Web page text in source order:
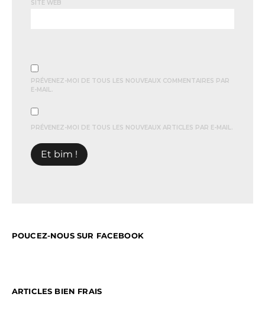
SITE WEB
PRÉVENEZ-MOI DE TOUS LES NOUVEAUX COMMENTAIRES PAR
E-MAIL.
PRÉVENEZ-MOI DE TOUS LES NOUVEAUX ARTICLES PAR E-MAIL.
POUCEZ-NOUS SUR FACEBOOK
ARTICLES BIEN FRAIS